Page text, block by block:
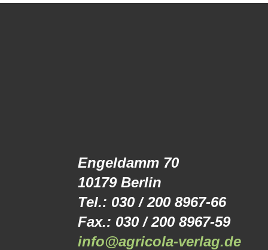
Engeldamm 70
10179 Berlin
Tel.: 030 / 200 8967-66
Fax.: 030 / 200 8967-59
info@agricola-verlag.de